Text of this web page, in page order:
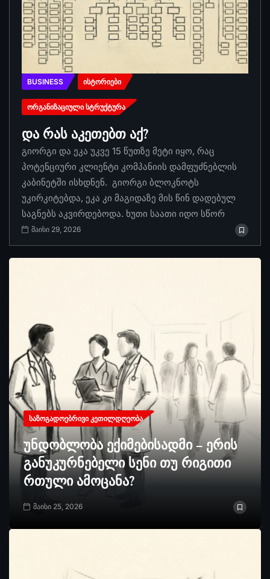
BUSINESS ᲘᲡᲢᲝᲠᲘᲔᲑᲘ
ᲝᲠᲒᲐᲜᲘᲖᲐᲪᲘᲣᲚᲘ ᲡᲢᲠᲣᲥᲢᲣᲠᲐ
და რას აკეთებთ აქ?
გიორგი და ეკა უკვე 15 წუთზე მეტი იყო, რაც
პოტენციური კლიენტი კომპანიის დამფუძნებლის
კაბინეტში ისხდნენ. გიორგი ბლოკნოტს
უკირკიტებდა, ეკა კი მაგიდაზე მის წინ დადებულ
საგნებს აკვირდებოდა. ხუთი საათი იდო სწორ
მაისი 29, 2026
ᲡᲐᲖᲝᲒᲐᲓᲝᲔᲑᲠᲘᲕᲘ ᲙᲔᲗᲘᲚᲓᲦᲔᲝᲑᲐ
უნდობლობა ექიმებისადმი – ერის
განუკურნებელი სენი თუ რიგითი
რთული ამოცანა?
მაისი 25, 2026